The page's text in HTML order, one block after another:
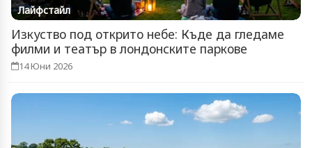
Лайфстайл
Изкуство под открито небе: Къде да гледаме
филми и театър в лондонските паркове
14 Юни 2026